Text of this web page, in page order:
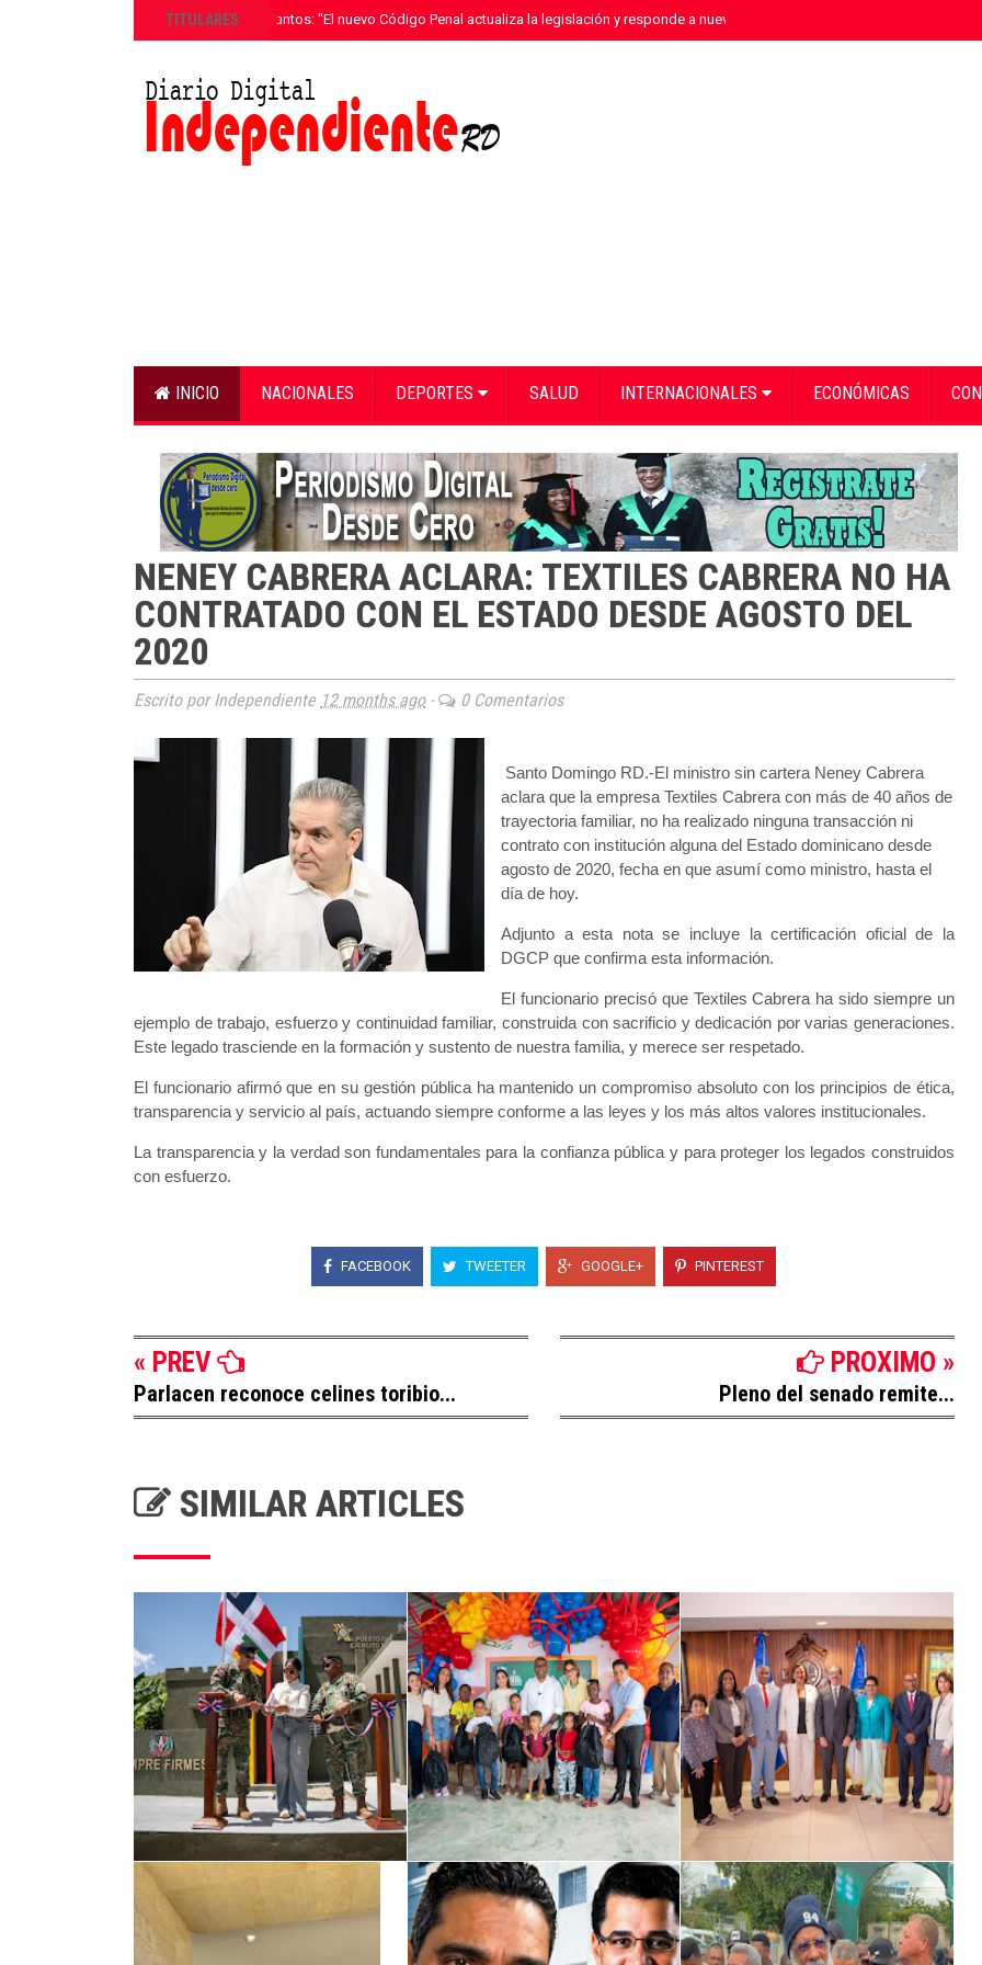
TITULARES
»Ricardo de los Santos: "El nuevo Código Penal actualiza la legislación y responde a nuevas realidades delictivas"
INICIO NACIONALES DEPORTES SALUD INTERNACIONALES ECONÓMICAS
NENEY CABRERA ACLARA: TEXTILES CABRERA NO HA
CONTRATADO CON EL ESTADO DESDE AGOSTO DEL
2020
Escrito por Independiente 12 months ago- 0 Comentarios
Santo Domingo RD.-El ministro sin cartera Neney Cabrera
aclara que la empresa Textiles Cabrera con más de 40 años de
trayectoria familiar, no ha realizado ninguna transacción ni
contrato con institución alguna del Estado dominicano desde
agosto de 2020, fecha en que asumí como ministro, hasta el
día de hoy.
Adjunto a esta nota se incluye la certificación oficial de la
DGCP que confirma esta información.
El funcionario precisó que Textiles Cabrera ha sido siempre un
ejemplo de trabajo, esfuerzo y continuidad familiar, construida con sacrificio y dedicación por varias generaciones.
Este legado trasciende en la formación y sustento de nuestra familia, y merece ser respetado.
El funcionario afirmó que en su gestión pública ha mantenido un compromiso absoluto con los principios de ética,
transparencia y servicio al país, actuando siempre conforme a las leyes y los más altos valores institucionales.
La transparencia y la verdad son fundamentales para la confianza pública y para proteger los legados construidos
con esfuerzo.
FACEBOOK TWEETER GOOGLE+ PINTEREST
« PREV
Parlacen reconoce celines toribio...
PROXIMO »
Pleno del senado remite...
SIMILAR ARTICLES